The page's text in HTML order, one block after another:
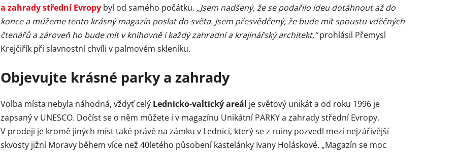
a zahrady střední Evropy byl od samého počátku. „Jsem nadšený, že se podařilo ideu dotáhnout až do
konce a můžeme tento krásný magazín poslat do světa. Jsem přesvědčený, že bude mít spoustu vděčných
čtenářů a zároveň ho bude mít v knihovně i každý zahradní a krajinářský architekt,“prohlásil Přemysl
Krejčiřík při slavnostní chvíli v palmovém skleníku.
Objevujte krásné parky a zahrady
Volba místa nebyla náhodná, vždyť celý Lednicko-valtický areál je světový unikát a od roku 1996 je
zapsaný v UNESCO. Dočíst se o něm můžete i v magazínu Unikátní PARKY a zahrady střední Evropy.
V prodeji je kromě jiných míst také právě na zámku v Lednici, který se z ruiny pozvedl mezi nejzářivější
skvosty jižní Moravy během více než 40letého působení kastelánky Ivany Holáskové. „Magazín se moc